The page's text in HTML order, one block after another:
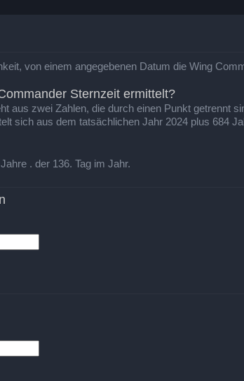
von einem angegebenen Datum die Wing
Sternzeit ermittelt?
aus zwei Zahlen, die durch einen Punkt getrennt
sich aus dem tatsächlichen Jahr 2024 plus 684
. der 136. Tag im Jahr.